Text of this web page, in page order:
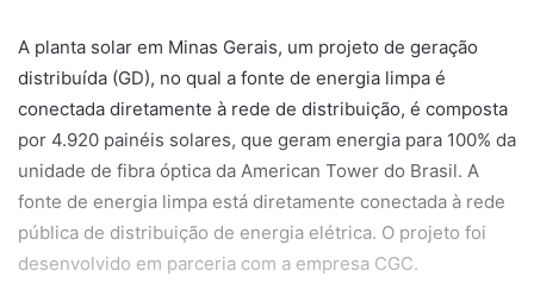
A planta solar em Minas Gerais, um projeto de geração
distribuída (GD), no qual a fonte de energia limpa é
conectada diretamente à rede de distribuição, é composta
por 4.920 painéis solares, que geram energia para 100% da
unidade de fibra óptica da American Tower do Brasil. A
fonte de energia limpa está diretamente conectada à rede
pública de distribuição de energia elétrica. O projeto foi
desenvolvido em parceria com a empresa CGC.